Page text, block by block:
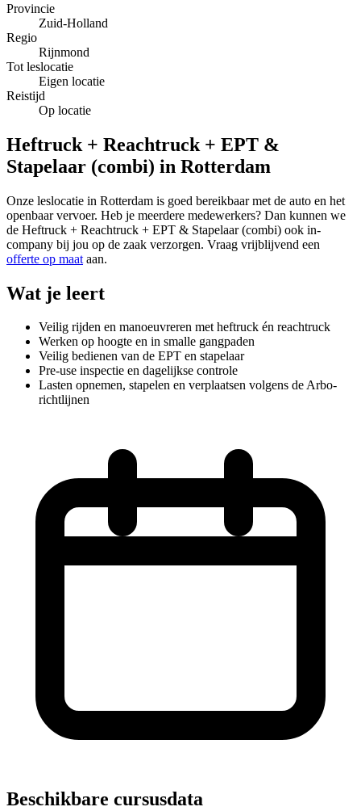
Provincie
Zuid-Holland
Regio
Rijnmond
Tot leslocatie
Eigen locatie
Reistijd
Op locatie
Heftruck + Reachtruck + EPT &
Stapelaar (combi) in Rotterdam
Onze leslocatie in Rotterdam is goed bereikbaar met de auto en het
openbaar vervoer. Heb je meerdere medewerkers? Dan kunnen we
de Heftruck + Reachtruck + EPT & Stapelaar (combi) ook in-
company bij jou op de zaak verzorgen. Vraag vrijblijvend een
offerte op maat aan.
Wat je leert
Veilig rijden en manoeuvreren met heftruck én reachtruck
Werken op hoogte en in smalle gangpaden
Veilig bedienen van de EPT en stapelaar
Pre-use inspectie en dagelijkse controle
Lasten opnemen, stapelen en verplaatsen volgens de Arbo-
richtlijnen
Beschikbare cursusdata